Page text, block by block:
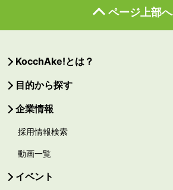
ページ上部へ
KocchAke!とは？
目的から探す
企業情報
採用情報検索
動画一覧
イベント